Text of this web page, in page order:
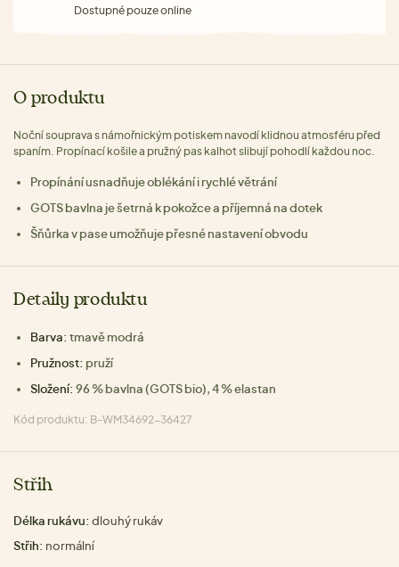
Dostupné pouze online
O produktu
Noční souprava s námořnickým potiskem navodí klidnou atmosféru před
spaním. Propínací košile a pružný pas kalhot slibují pohodlí každou noc.
Propínání usnadňuje oblékání i rychlé větrání
GOTS bavlna je šetrná k pokožce a příjemná na dotek
Šňůrka v pase umožňuje přesné nastavení obvodu
Detaily produktu
Barva: tmavě modrá
Pružnost: pruží
Složení: 96 % bavlna (GOTS bio), 4 % elastan
Kód produktu: B-WM34692-36427
Střih
Délka rukávu: dlouhý rukáv
Střih: normální